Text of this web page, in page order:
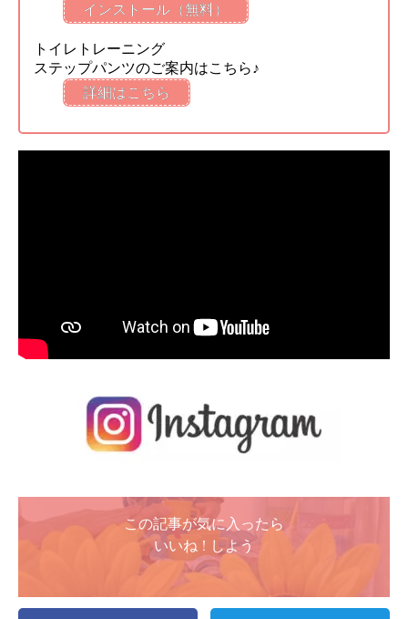
インストール（無料）
トイレトレーニング
ステップパンツのご案内はこちら♪
詳細はこちら
この記事が気に入ったら
いいね ! しよう